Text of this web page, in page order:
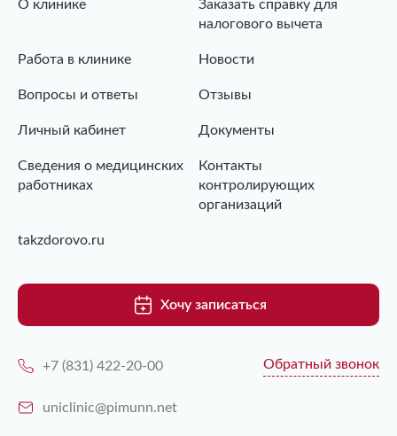
О клинике
Заказать справку для
налогового вычета
Работа в клинике Новости
Вопросы и ответы Отзывы
Личный кабинет Документы
Сведения о медицинских
работниках
Контакты
контролирующих
организаций
takzdorovo.ru
Хочу записаться
+7 (831) 422-20-00 Обратный звонок
uniclinic@pimunn.net